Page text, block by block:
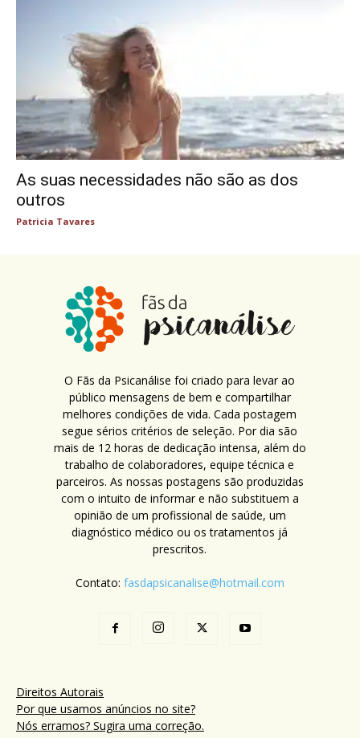
As suas necessidades não são as dos
outros
Patricia Tavares
O Fãs da Psicanálise foi criado para levar ao
público mensagens de bem e compartilhar
melhores condições de vida. Cada postagem
segue sérios critérios de seleção. Por dia são
mais de 12 horas de dedicação intensa, além do
trabalho de colaboradores, equipe técnica e
parceiros. As nossas postagens são produzidas
com o intuito de informar e não substituem a
opinião de um profissional de saúde, um
diagnóstico médico ou os tratamentos já
prescritos.
Contato: fasdapsicanalise@hotmail.com
Direitos Autorais
Por que usamos anúncios no site?
Nós erramos? Sugira uma correção.